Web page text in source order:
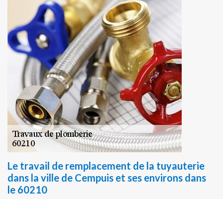
Le travail de remplacement de la tuyauterie
dans la ville de Cempuis et ses environs dans
le 60210